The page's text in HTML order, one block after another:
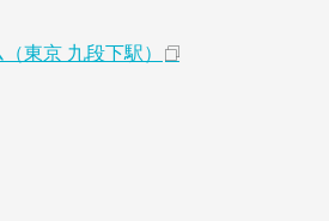
東京 九段下駅）